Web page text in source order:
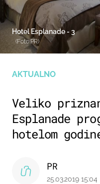
AKTUALNO
Veliko
Esplanade
hotelom
PR
25.03.2019 15:04
Hotel Esplanade - 3
(Foto:PR)